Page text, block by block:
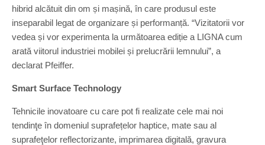
hibrid alcătuit din om și mașină, în care produsul este
inseparabil legat de organizare și performanță. “Vizitatorii vor
vedea și vor experimenta la următoarea ediție a LIGNA cum
arată viitorul industriei mobilei și prelucrării lemnului”, a
declarat Pfeiffer.
Smart Surface Technology
Tehnicile inovatoare cu care pot fi realizate cele mai noi
tendinţe în domeniul suprafețelor haptice, mate sau al
suprafeţelor reflectorizante, imprimarea digitală, gravura